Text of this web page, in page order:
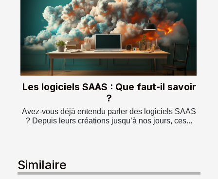
Les logiciels SAAS : Que faut-il savoir
?
Avez-vous déjà entendu parler des logiciels SAAS
? Depuis leurs créations jusqu’à nos jours, ces...
Similaire